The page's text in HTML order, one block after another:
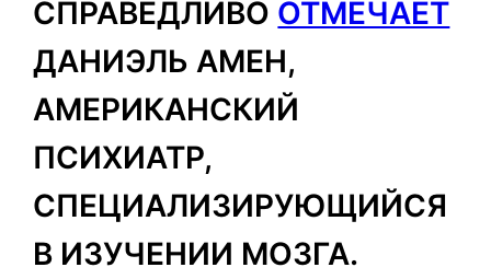
СПРАВЕДЛИВО ОТМЕЧАЕТ
ДАНИЭЛЬ АМЕН,
АМЕРИКАНСКИЙ
ПСИХИАТР,
СПЕЦИАЛИЗИРУЮЩИЙСЯ
В ИЗУЧЕНИИ МОЗГА.